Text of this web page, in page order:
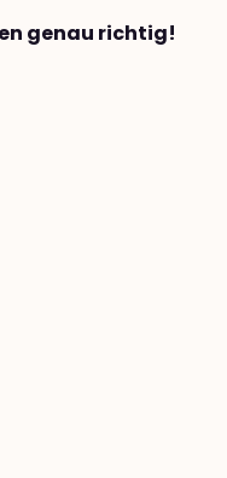
genau richtig!